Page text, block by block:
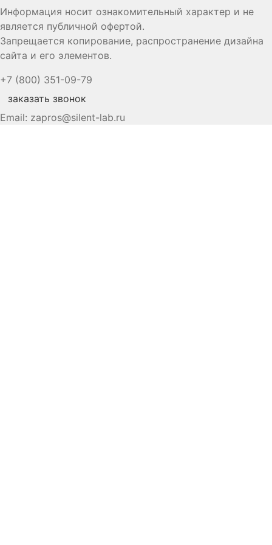
Информация носит ознакомительный характер и не
является публичной офертой.
Запрещается копирование, распространение дизайна
сайта и его элементов.
+7 (800) 351-09-79
заказать звонок
Email: zapros@silent-lab.ru